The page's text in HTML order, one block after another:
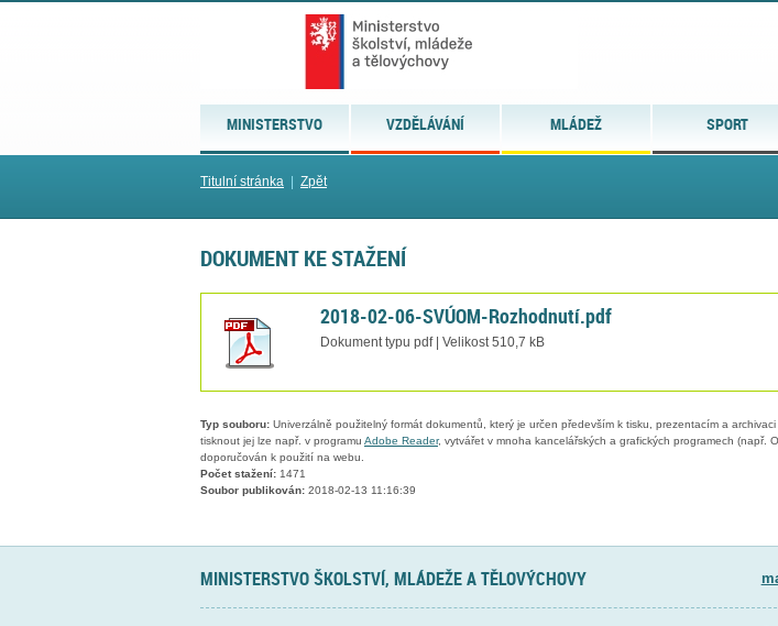
MINISTERSTVO VZDĚLÁVÁNÍ MLÁDEŽ SPORT
Titulní stránka Zpět
DOKUMENT KE STAŽENÍ
2018-02-06-SVÚOM-Rozhodnutí.pdf
Dokument typu pdf | Velikost 510,7 kB
Typ souboru: Univerzálně použitelný formát dokumentů, který je určen především k tisku, prezentacím a
tisknout jej lze např. v programu Adobe Reader, vytvářet v mnoha kancelářských a grafických programech (např.
doporučován k použití na webu.
Počet stažení: 1471
Soubor publikován: 2018-02-13 11:16:39
MINISTERSTVO ŠKOLSTVÍ, MLÁDEŽE A TĚLOVÝCHOVY